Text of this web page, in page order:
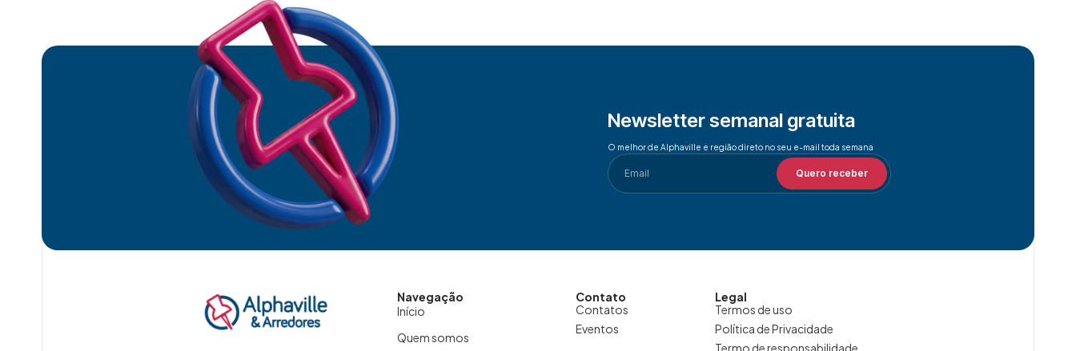
Newsletter semanal gratuita
O melhor de Alphaville e região direto no seu e-mail toda semana
Quero receber
Navegação
Início
Quem somos
Contato
Contatos
Eventos
Legal
Termos de uso
Política de Privacidade
Termo de responsabilidade